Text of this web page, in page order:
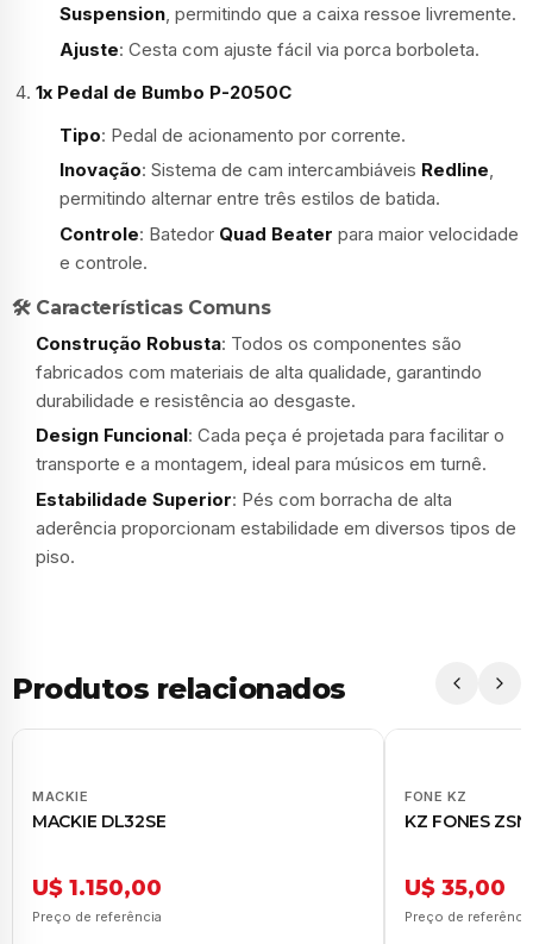
Suspension, permitindo que a caixa ressoe livremente.
Ajuste: Cesta com ajuste fácil via porca borboleta.
1x Pedal de Bumbo P-2050C
Tipo: Pedal de acionamento por corrente.
Inovação: Sistema de cam intercambiáveis Redline,
permitindo alternar entre três estilos de batida.
Controle: Batedor Quad Beater para maior velocidade
e controle.
🛠️ Características Comuns
Construção Robusta: Todos os componentes são
fabricados com materiais de alta qualidade, garantindo
durabilidade e resistência ao desgaste.
Design Funcional: Cada peça é projetada para facilitar o
transporte e a montagem, ideal para músicos em turnê.
Estabilidade Superior: Pés com borracha de alta
aderência proporcionam estabilidade em diversos tipos de
piso.
Produtos relacionados
MACKIE
MACKIE DL32SE
U$ 1.150,00
Preço de referência
FONE KZ
KZ FONES
U$ 35,00
Preço de referência